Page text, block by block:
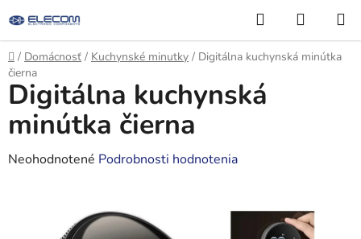
na
obsah
Hľadať
KOŠÍK
Domov
/ Domácnosť / Kuchynské minutky / Digitálna kuchynská minútka
čierna
Digitálna kuchynská
minútka čierna
Priemerné
Neohodnotené Podrobnosti hodnotenia